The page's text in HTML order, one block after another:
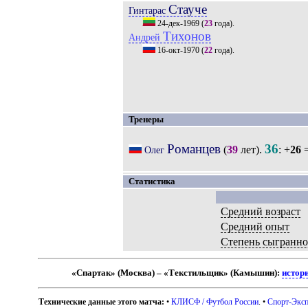
Гинтарас Стауче
24-дек-1969(23года).
Андрей Тихонов
16-окт-1970(22года).
Тренеры
Олег Романцев(39лет). 36: +26
Статистика
Средний возраст
Средний опыт
Степень
«Спартак» (Москва) – «Текстильщик» (Камышин):
Технические данные этого матча: •КЛИСФ / Футбол России . •Спорт-